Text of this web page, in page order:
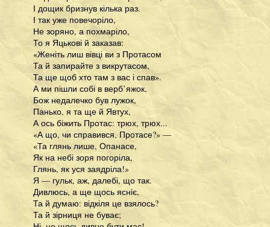
І дощик бризнув кілька раз.
І так уже повечоріло,
Не зоряно, а похмаріло,
То я Яцькові й заказав:
«Женіть лиш вівці ви з Протасом
Та й запирайте з викрутасом,
Та ще щоб хто там з вас і спав».
А ми пішли собі в верб’яжок,
Бож недалечко був лужок,
Панько, я та ще й Явтух,
А ось біжить Протас: трюх, трюх...
«А що, чи справився, Протасе?» —
«Та глянь лише, Опанасе,
Як на небі зоря погоріла,
Глянь, як уся заядріла!»
Я — гульк, аж, далебі, що так.
Дивлюсь, а ще щось ясніє,
Та й думаю: відкіля це взялось?
Та й зірниця не буває;